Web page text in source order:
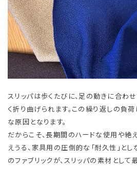
スリッパは歩くたびに、足の動きに合わ
く折り曲げられます。この繰り返しの負
な原因となります。
だからこそ、長期間のハードな使用や
えうる、家具用の圧倒的な「耐久性」と
のファブリックが、スリッパの素材として